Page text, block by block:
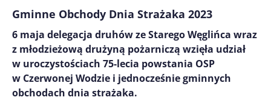
Gminne Obchody Dnia Strażaka 2023
6 maja delegacja druhów ze Starego Węglińca wraz
z młodzieżową drużyną pożarniczą wzięła udział
w uroczystościach 75-lecia powstania OSP
w Czerwonej Wodzie i jednocześnie gminnych
obchodach dnia strażaka.